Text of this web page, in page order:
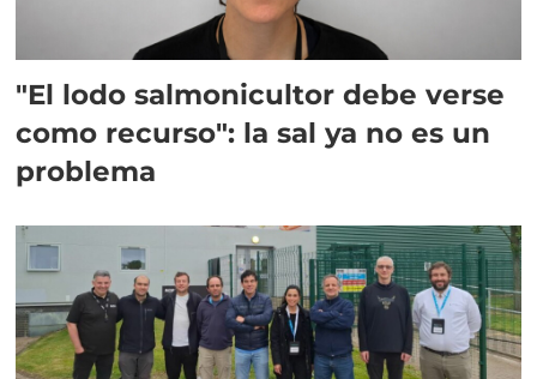
"El lodo salmonicultor debe verse
como recurso": la sal ya no es un
problema